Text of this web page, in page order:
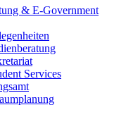
& E-Government
Services